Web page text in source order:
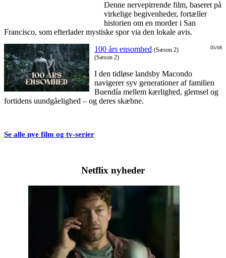
Denne nervepirrende film, baseret på
virkelige begivenheder, fortæller
historien om en morder i San
Francisco, som efterlader mystiske spor via den lokale avis.
05/08
100 års ensomhed (Sæson 2)
(Sæson 2)
I den tidløse landsby Macondo
navigerer syv generationer af familien
Buendía mellem kærlighed, glemsel og
fortidens uundgåelighed – og deres skæbne.
Se alle nye film og tv-serier
Netflix nyheder